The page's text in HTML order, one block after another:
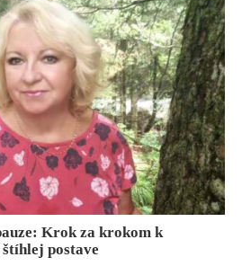
Krok za krokom k
postave